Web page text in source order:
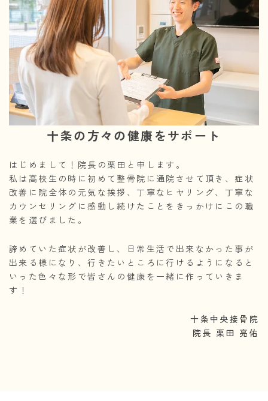
十条の方々の健康をサポート
はじめまして！院長の栗田と申します。
私は高校生の時に初めて整骨院に通院させて頂き、症状
改善に院全体の元気な挨拶、丁寧なヒヤリング、丁寧な
カウンセリングに感動し続けたことをきっかけにこの職
業を選びました。
諦めていた症状が改善し、日常生活で出来なかった事が
出来る様になり、行きたいところに行けるようになると
いった色々な形で皆さんの健康を一緒に作っていきま
す！
十条中央接骨院
院長 栗田 亮佑